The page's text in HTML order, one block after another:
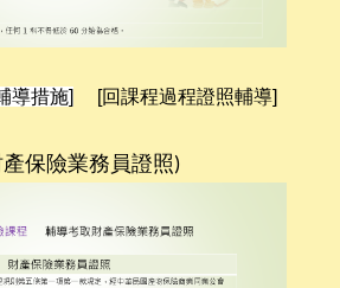
導措施] [回課程過程證照輔導]
產保險業務員證照)